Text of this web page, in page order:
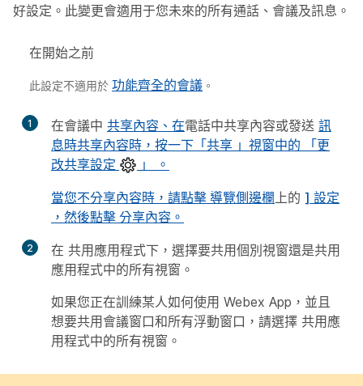
好設定。此變更會適用于您未來的所有通話、會議及訊息。
在開始之前
此設定不適用於 功能齊全的會議 。
1 在會議中 共享內容、在電話中共享內容或發送 訊
息時共享內容時，按一下「共享 」視窗中的
「更
改共享設定
」 。
當您不分享內容時，請點擊 導覽側邊欄 上的 ] 設定
，然後點擊 分享內容 。
2 在 共用應用程式下，選擇要共用個別視窗還是共用
應用程式中的所有視窗。
如果您正在訓練某人如何使用 Webex App，並且
想要共用會議窗口和所有浮動窗口，請選擇 共用應
用程式中的所有視窗 。